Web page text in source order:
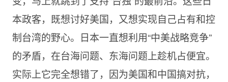
本政客，既想讨好美国，又想实现自己占有和控
制台湾的野心。日本一直想利用“中美战略竞争”
的矛盾，在台海问题、东海问题上趁机占便宜。
实际上它完全想错了，因为美国和中国搞对抗，